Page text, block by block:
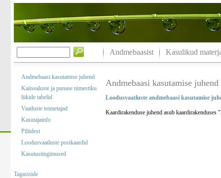
Andmebaasist Kasulikud
Andmebaasi kasutamise juhend
Kaitsealuste ja punase nimestiku
liikide tabelid
Vaatluste toimetajad
Kasutajainfo
Piltidest
Loodusvaatluste postkaardid
Kasutustingimused
Tagasiside
Andmebaasi kasutamise juhend
Loodusvaatluste andmebaasi kasutamise
Kaardirakenduse juhend asub kaardirakenduses